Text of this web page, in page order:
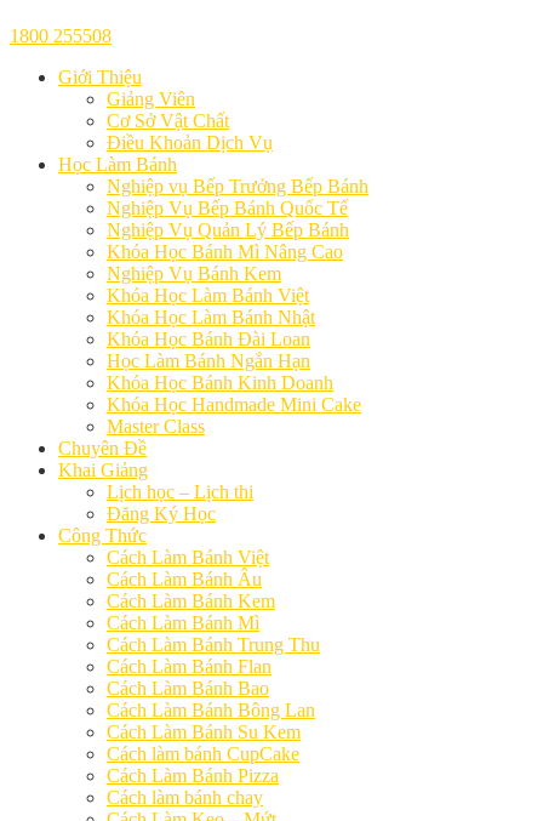
1800 255508
Giới Thiệu
Giảng Viên
Cơ Sở Vật Chất
Điều Khoản Dịch Vụ
Học Làm Bánh
Nghiệp vụ Bếp Trưởng Bếp Bánh
Nghiệp Vụ Bếp Bánh Quốc Tế
Nghiệp Vụ Quản Lý Bếp Bánh
Khóa Học Bánh Mì Nâng Cao
Nghiệp Vụ Bánh Kem
Khóa Học Làm Bánh Việt
Khóa Học Làm Bánh Nhật
Khóa Học Bánh Đài Loan
Học Làm Bánh Ngắn Hạn
Khóa Học Bánh Kinh Doanh
Khóa Học Handmade Mini Cake
Master Class
Chuyên Đề
Khai Giảng
Lịch học – Lịch thi
Đăng Ký Học
Công Thức
Cách Làm Bánh Việt
Cách Làm Bánh Âu
Cách Làm Bánh Kem
Cách Làm Bánh Mì
Cách Làm Bánh Trung Thu
Cách Làm Bánh Flan
Cách Làm Bánh Bao
Cách Làm Bánh Bông Lan
Cách Làm Bánh Su Kem
Cách làm bánh CupCake
Cách Làm Bánh Pizza
Cách làm bánh chay